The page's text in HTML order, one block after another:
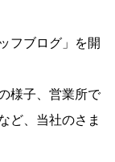
フブログ」を開
様子、営業所で
ど、当社のさま